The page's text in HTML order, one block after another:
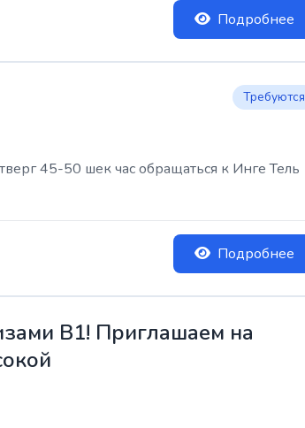
Подробнее
Требуются
45-50 шек час обращаться к Инге Тель
Подробнее
B1! Приглашаем на